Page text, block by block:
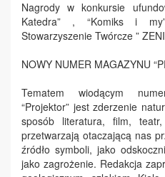
Nagrody w konkursie
Katedra” , “Komiks i
Stowarzyszenie Twórcze ”
NOWY NUMER MAGAZYNU
Tematem wiodącym
“Projektor” jest zderzenie
sposób literatura, film,
przetwarzają otaczającą nas
źródło symboli, jako
jako zagrożenie. Redakcja